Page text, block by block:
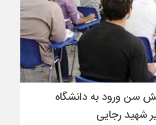
سن ورود به دانشگاه
شهید رجایی